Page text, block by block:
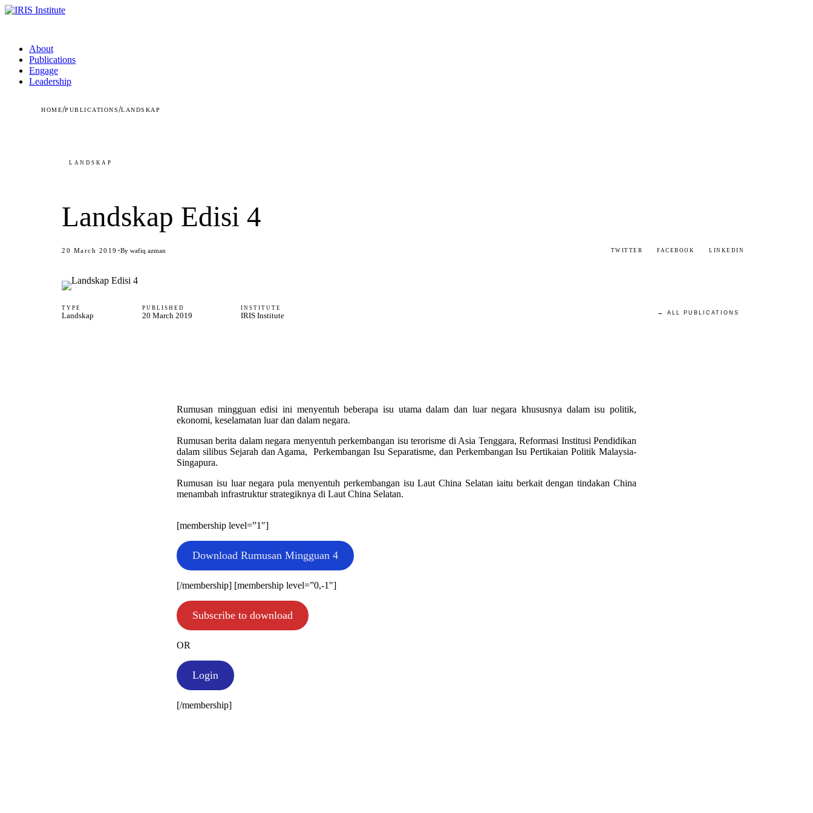
About
Publications
Engage
Leadership
HOME/PUBLICATIONS/LANDSKAP
LANDSKAP
Landskap Edisi 4
20 March 2019 ·By wafiq azman TWITTER FACEBOOK LINKEDIN
TYPE
Landskap
PUBLISHED
20 March 2019
INSTITUTE
IRIS Institute ← ALL PUBLICATIONS
Rumusan mingguan edisi ini menyentuh beberapa isu utama dalam dan luar negara khususnya dalam isu politik,
ekonomi, keselamatan luar dan dalam negara.
Rumusan berita dalam negara menyentuh perkembangan isu terorisme di Asia Tenggara, Reformasi Institusi Pendidikan
dalam silibus Sejarah dan Agama, Perkembangan Isu Separatisme, dan Perkembangan Isu Pertikaian Politik Malaysia-
Singapura.
Rumusan isu luar negara pula menyentuh perkembangan isu Laut China Selatan iaitu berkait dengan tindakan China
menambah infrastruktur strategiknya di Laut China Selatan.
[membership level=”1″]
Download Rumusan Mingguan 4
[/membership] [membership level=”0,-1″]
Subscribe to download
OR
Login
[/membership]